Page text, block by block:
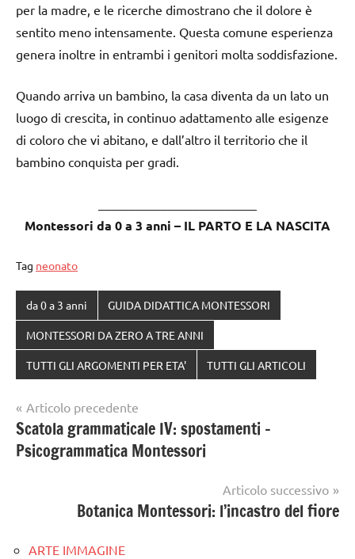
per la madre, e le ricerche dimostrano che il dolore è
sentito meno intensamente. Questa comune esperienza
genera inoltre in entrambi i genitori molta soddisfazione.
Quando arriva un bambino, la casa diventa da un lato un
luogo di crescita, in continuo adattamento alle esigenze
di coloro che vi abitano, e dall’altro il territorio che il
bambino conquista per gradi.
Montessori da 0 a 3 anni – IL PARTO E LA NASCITA
Tag neonato
da 0 a 3 anni GUIDA DIDATTICA MONTESSORI
MONTESSORI DA ZERO A TRE ANNI
TUTTI GLI ARGOMENTI PER ETA' TUTTI GLI ARTICOLI
Navigazione
articoli
Articolo precedente
Scatola grammaticale IV: spostamenti –
Psicogrammatica Montessori
Articolo successivo
Botanica Montessori: l’incastro del fiore
ARTE IMMAGINE